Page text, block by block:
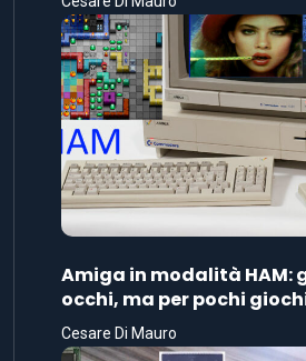
Amiga in modalità HAM:
occhi, ma per pochi
Cesare Di Mauro